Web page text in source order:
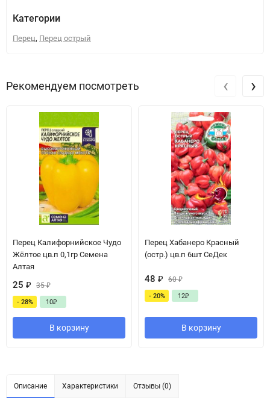
Категории
Перец, Перец острый
Рекомендуем посмотреть
Перец Калифорнийское Чудо
Жёлтое цв.п 0,1гр Семена
Алтая
25 ₽ 35₽
- 28% 10₽
В корзину
Перец Хабанеро Красный
(остр.) цв.п 6шт СеДек
48 ₽ 60₽
- 20% 12₽
В корзину
‹ ›
Описание Характеристики Отзывы (0)